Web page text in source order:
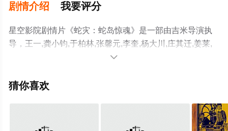
剧情介绍 我要评分
星空影院剧情片《蛇灾：蛇岛惊魂》是一部由吉米导演执
导，王一,龚小钧,于柏林,张馨元,李奎,杨大川,庄其迁,姜莱,
马克等演员精彩演绎的大陆电影，手机免费观看高清无删
至豆瓣电影、电视猫或剧情网等平台了解。

猜你喜欢